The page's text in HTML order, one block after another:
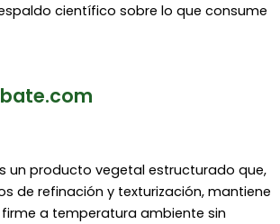
científico sobre lo que consume
un producto vegetal estructurado que,
de refinación y texturización, mantiene
a temperatura ambiente sin